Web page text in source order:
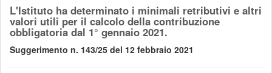
L'Istituto ha determinato i minimali retributivi e altri
valori utili per il calcolo della contribuzione
obbligatoria dal 1° gennaio 2021.
Suggerimento n. 143/25 del 12 febbraio 2021